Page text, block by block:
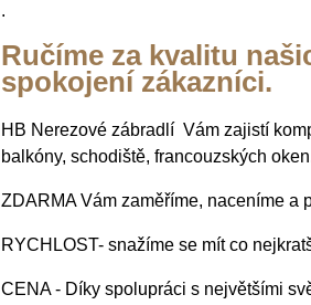
.
Ručíme za kvalitu
spokojení zákazníci.
HB Nerezové zábradlí Vám zajistí
balkóny, schodiště, francouzských
ZDARMA Vám zaměříme, naceníme a
RYCHLOST- snažíme se mít co
CENA - Díky spolupráci s největšími